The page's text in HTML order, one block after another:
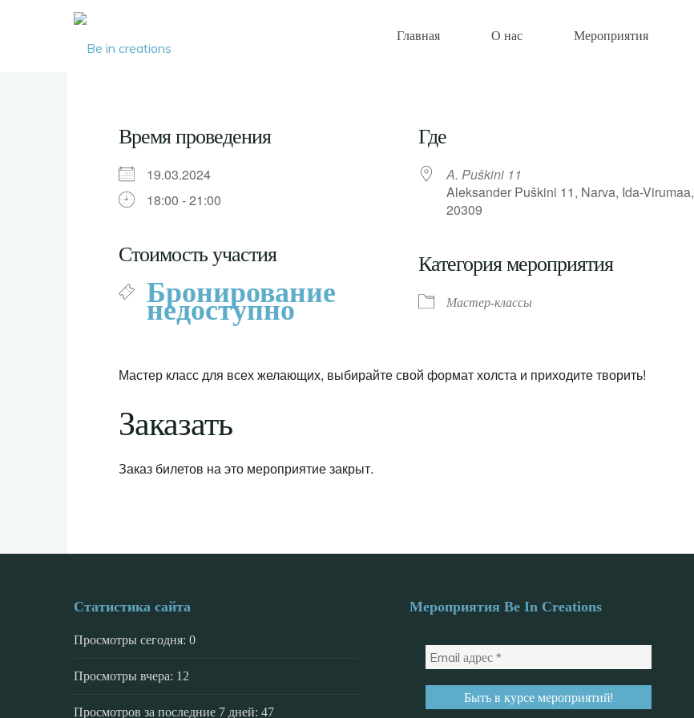
Главная О нас Мероприятия
Время проведения
19.03.2024
18:00 - 21:00
Стоимость участия
Бронирование
недоступно
Где
A. Puškini 11
Aleksander Puškini 11, Narva, Ida-Virumaa,
20309
Категория мероприятия
Мастер-классы
Мастер класс для всех желающих, выбирайте свой формат холста и приходите творить!
Заказать
Заказ билетов на это мероприятие закрыт.
Статистика сайта
Просмотры сегодня: 0
Просмотры вчера: 12
Просмотров за последние 7 дней: 47
Мероприятия Be In Creations